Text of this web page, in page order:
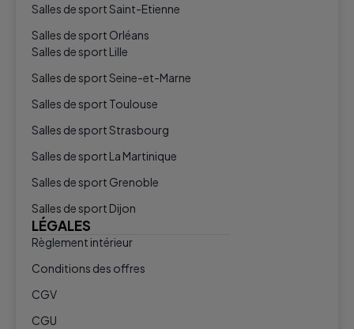
Salles de sport Saint-Etienne
Salles de sport Orléans
Salles de sport Lille
Salles de sport Seine-et-Marne
Salles de sport Toulouse
Salles de sport Strasbourg
Salles de sport La Martinique
Salles de sport Grenoble
Salles de sport Dijon
LÉGALES
Règlement intérieur
Conditions des offres
CGV
CGU